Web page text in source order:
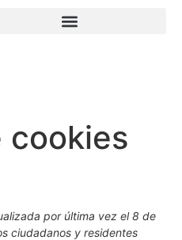
cookies
por última vez el 8 de
ciudadanos y residentes